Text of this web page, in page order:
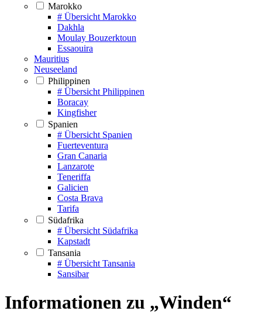
Marokko
# Übersicht Marokko
Dakhla
Moulay Bouzerktoun
Essaouira
Mauritius
Neuseeland
Philippinen
# Übersicht Philippinen
Boracay
Kingfisher
Spanien
# Übersicht Spanien
Fuerteventura
Gran Canaria
Lanzarote
Teneriffa
Galicien
Costa Brava
Tarifa
Südafrika
# Übersicht Südafrika
Kapstadt
Tansania
# Übersicht Tansania
Sansibar
Informationen zu „Winden“